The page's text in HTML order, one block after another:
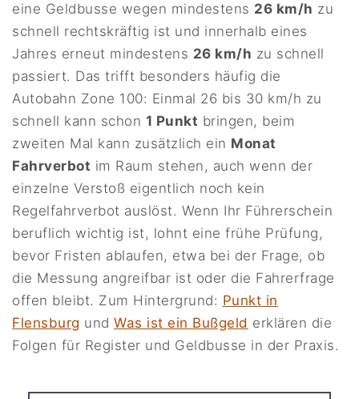
eine Geldbusse wegen mindestens 26 km/h zu
schnell rechtskräftig ist und innerhalb eines
Jahres erneut mindestens 26 km/h zu schnell
passiert. Das trifft besonders häufig die
Autobahn Zone 100: Einmal 26 bis 30 km/h zu
schnell kann schon 1 Punkt bringen, beim
zweiten Mal kann zusätzlich ein Monat
Fahrverbot im Raum stehen, auch wenn der
einzelne Verstoß eigentlich noch kein
Regelfahrverbot auslöst. Wenn Ihr Führerschein
beruflich wichtig ist, lohnt eine frühe Prüfung,
bevor Fristen ablaufen, etwa bei der Frage, ob
die Messung angreifbar ist oder die Fahrerfrage
offen bleibt. Zum Hintergrund: Punkt in
Flensburg undWas ist ein Bußgeld erklären die
Folgen für Register und Geldbusse in der Praxis.